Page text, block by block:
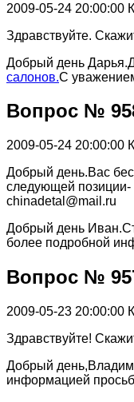
2009-05-24 20:00:00
Здравствуйте.
Добрый день
салонов.С
Вопрос №
2009-05-24 20:00:00
Добрый день.Вас
следующей позиции-
chinadetal@mail.ru
Добрый день
более подробной
Вопрос №
2009-05-23 20:00:00
Здравствуйте!
Добрый
информацией